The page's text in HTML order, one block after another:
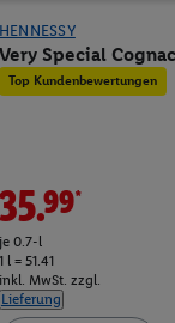
HENNESSY
Very Special
Top Kundenbewertungen
35.99*
je 0.7-l
1 l = 51.41
inkl. MwSt. zzgl.
Lieferung